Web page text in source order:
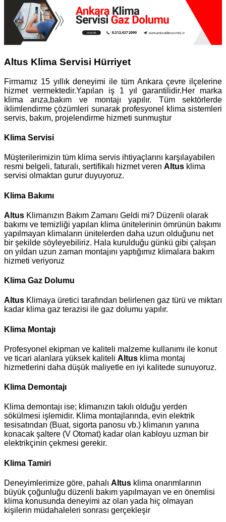
Altus Klima Servisi Hürriyet
Firmamız 15 yıllık deneyimi ile tüm Ankara çevre ilçelerine
hizmet vermektedir.Yapılan iş 1 yıl garantilidir.Her marka
klima arıza,bakım ve montajı yapılır. Tüm sektörlerde
iklimlendirme çözümleri sunarak profesyonel klima sistemleri
servis, bakım, projelendirme hizmeti sunmuştur
Klima Servisi
Müşterilerimizin tüm klima servis ihtiyaçlarını karşılayabilen
resmi belgeli, faturalı, sertifikalı hizmet veren Altus klima
servisi olmaktan gurur duyuyoruz.
Klima Bakımı
Altus Klimanızın Bakım Zamanı Geldi mi? Düzenli olarak
bakımı ve temizliği yapılan klima ünitelerinin ömrünün bakımı
yapılmayan klimaların ünitelerden daha uzun olduğunu net
bir şekilde söyleyebiliriz. Hala kurulduğu günkü gibi çalışan
on yıldan uzun zaman montajını yaptığımız klimalara bakım
hizmeti veriyoruz
Klima Gaz Dolumu
Altus Klimaya üretici tarafından belirlenen gaz türü ve miktarı
kadar klima gaz terazisi ile gaz dolumu yapılır.
Klima Montajı
Profesyonel ekipman ve kaliteli malzeme kullanımı ile konut
ve ticari alanlara yüksek kaliteli Altus klima montaj
hizmetlerini daha düşük maliyetle en iyi kalitede sunuyoruz.
Klima Demontajı
Klima demontajı ise; klimanızın takılı olduğu yerden
sökülmesi işlemidir. Klima montajlarında, evin elektrik
tesisatından (Buat, sigorta panosu vb.) klimanın yanına
konacak şaltere (V Otomat) kadar olan kabloyu uzman bir
elektrikçinin çekmesi gerekir.
Klima Tamiri
Deneyimlerimize göre, pahalı Altus klima onarımlarının
büyük çoğunluğu düzenli bakım yapılmayan ve en önemlisi
klima konusunda deneyimi az olan yada hiç olmayan
kişilerin müdahaleleri sonrası gerçekleşir